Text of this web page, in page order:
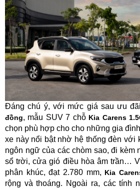
Đáng chú ý, với mức giá sau ưu đãi
đồng, mẫu SUV 7 chỗ Kia Carens
chọn phù hợp cho cho những gia
xe này nổi bật nhờ hệ thống đèn với
ngôn ngữ của các chòm sao, đi kèm
sổ trời, cửa gió điều hòa âm trần…
phân khúc, đạt 2.780 mm, Kia
rộng và thoáng. Ngoài ra, các tính